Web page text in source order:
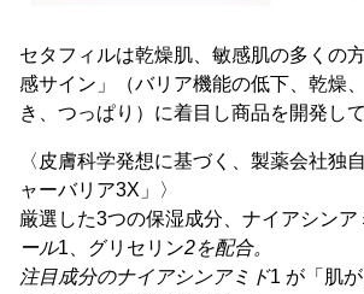
セタフィルは乾燥肌、敏感肌の多くの
感サイン」（バリア機能の低下、乾燥
き、つっぱり）に着目し商品を開発し
〈皮膚科学発想に基づく、製薬会社独
ャーバリア3X」〉
厳選した3つの保湿成分、ナイアシンア
ール1、グリセリン2を配合。
注目成分のナイアシンアミド1 が「肌